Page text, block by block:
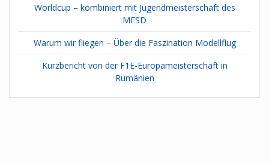
Worldcup – kombiniert mit Jugendmeisterschaft des
MFSD
Warum wir fliegen – Über die Faszination Modellflug
Kurzbericht von der F1E-Europameisterschaft in
Rumänien